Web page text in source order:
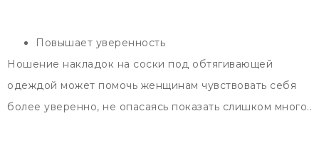
Повышает уверенность
Ношение накладок на соски под обтягивающей
одеждой может помочь женщинам чувствовать себя
более уверенно, не опасаясь показать слишком много..